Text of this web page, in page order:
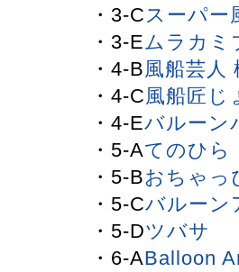
・3-C スーパー
・3-E ムラカミ
・4-B風船芸人
・4-C風船匠じ
・4-Eバルーン
・5-Aてのひら
・5-Bおちゃっ
・5-Cバルーン
・5-Dツバサ
・6-ABalloon